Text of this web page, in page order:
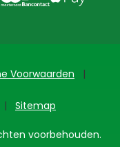
Voorwaarden
Sitemap
voorbehouden.